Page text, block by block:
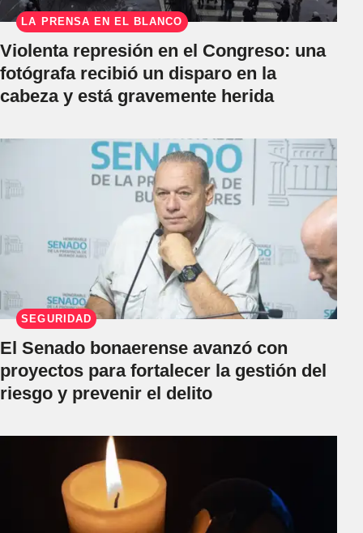
LA PRENSA EN EL BLANCO
Violenta represión en el Congreso: una
fotógrafa recibió un disparo en la
cabeza y está gravemente herida
SEGURIDAD
El Senado bonaerense avanzó con
proyectos para fortalecer la gestión del
riesgo y prevenir el delito